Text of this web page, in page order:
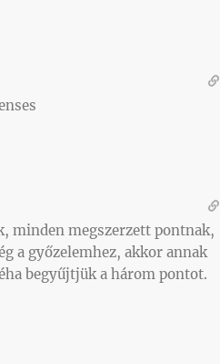
minden megszerzett pontnak,
a győzelemhez, akkor annak
begyűjtjük a három pontot.